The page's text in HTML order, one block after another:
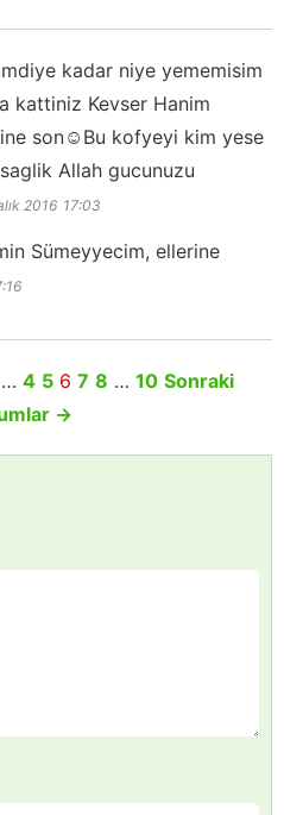
kadar niye yememisim
kattiniz Kevser Hanim
son☺Bu kofyeyi kim yese
Allah gucunuzu
2016 17:03
Sümeyyecim, ellerine
… 4 5 6 7 8 … 10 Sonraki
→